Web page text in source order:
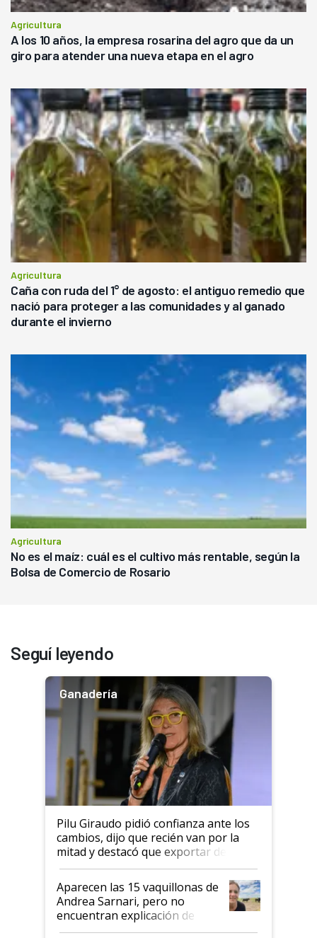
Agricultura
A los 10 años, la empresa rosarina del agro que da un
giro para atender una nueva etapa en el agro
Agricultura
Caña con ruda del 1° de agosto: el antiguo remedio que
nació para proteger a las comunidades y al ganado
durante el invierno
Agricultura
No es el maíz: cuál es el cultivo más rentable, según la
Bolsa de Comercio de Rosario
Seguí leyendo
Ganadería
Pilu Giraudo pidió confianza ante los
cambios, dijo que recién van por la
mitad y destacó que exportar dejó de
ser "para unos pocos": "Tenemos un
mandato muy claro del gobierno
nacional"
Aparecen las 15 vaquillonas de
Andrea Sarnari, pero no
encuentran explicación de
cómo llegaron allí